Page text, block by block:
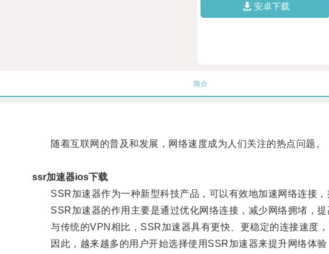
安卓下载
简介
随着互联网的普及和发展，网络速度成为人们关注的热点问题。
ssr加速器ios下载
SSR加速器作为一种新型科技产品，可以有效地加速网络连接，
SSR加速器的作用主要是通过优化网络连接，减少网络拥堵，提
与传统的VPN相比，SSR加速器具有更快、更稳定的连接速度，
因此，越来越多的用户开始选择使用SSR加速器来提升网络体验